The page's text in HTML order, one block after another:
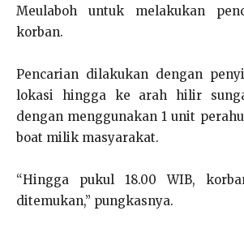
Meulaboh untuk melakukan
korban.
Pencarian dilakukan dengan
lokasi hingga ke arah hilir
dengan menggunakan 1 unit
boat milik masyarakat.
“Hingga pukul 18.00 WIB,
ditemukan,” pungkasnya.